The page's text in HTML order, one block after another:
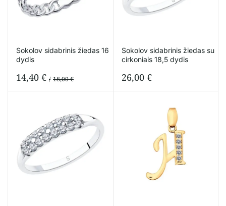
Sokolov sidabrinis žiedas 16
dydis
18,00€
18,00 €.
14,40 €
14,40 €.
Sokolov sidabrinis žiedas su
cirkoniais 18,5 dydis
26,00 €